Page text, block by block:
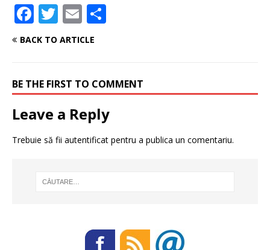
F
a
b
o
k
T
w
r
E
m
a
z
ă
BACK TO ARTICLE
BE THE FIRST TO COMMENT
Leave a Reply
Trebuie să fii autentificat pentru a publica un comentariu.